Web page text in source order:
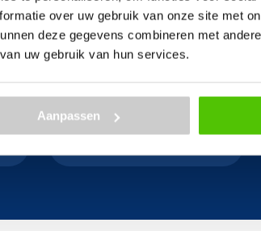
over uw gebruik van onze site met
deze gegevens combineren met
uw gebruik van hun services.
Aanpassen